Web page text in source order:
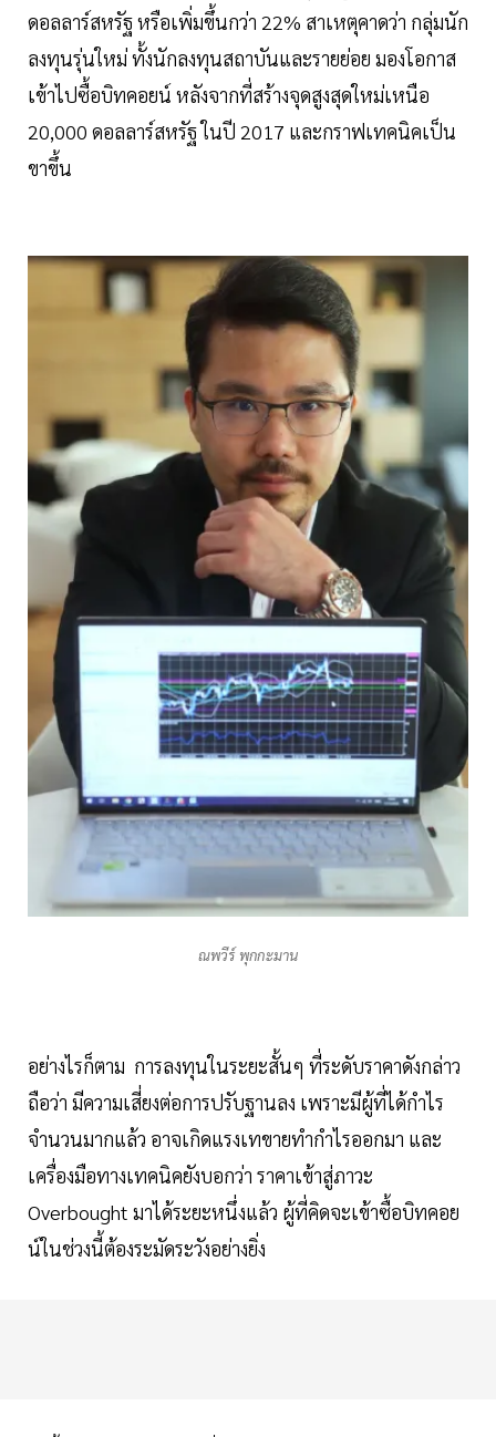
ดอลลาร์สหรัฐ หรือเพิ่มขึ้นกว่า 22% สาเหตุคาดว่า กลุ่มนัก
ลงทุนรุ่นใหม่ ทั้งนักลงทุนสถาบันและรายย่อย มองโอกาส
เข้าไปซื้อบิทคอยน์ หลังจากที่สร้างจุดสูงสุดใหม่เหนือ
20,000 ดอลลาร์สหรัฐ ในปี 2017 และกราฟเทคนิคเป็น
ขาขึ้น
ณพวีร์ พุกกะมาน
อย่างไรก็ตาม การลงทุนในระยะสั้นๆ ที่ระดับราคาดังกล่าว
ถือว่า มีความเสี่ยงต่อการปรับฐานลง เพราะมีผู้ที่ได้กำไร
จำนวนมากแล้ว อาจเกิดแรงเทขายทำกำไรออกมา และ
เครื่องมือทางเทคนิคยังบอกว่า ราคาเข้าสู่ภาวะ
Overbought มาได้ระยะหนึ่งแล้ว ผู้ที่คิดจะเข้าซื้อบิทคอย
น์ในช่วงนี้ต้องระมัดระวังอย่างยิ่ง